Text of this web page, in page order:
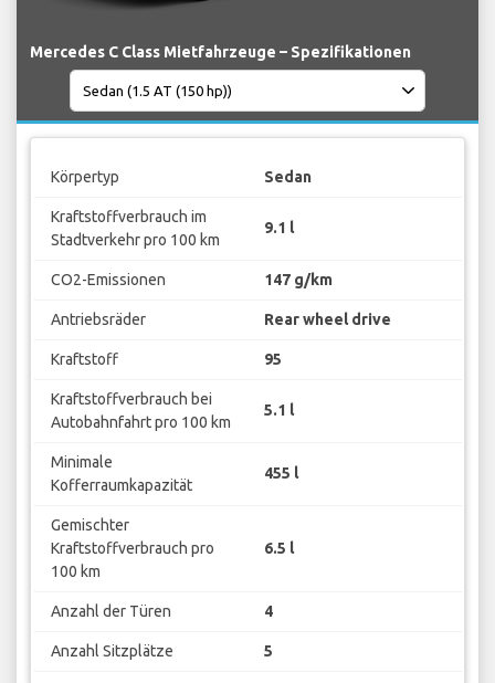
Mercedes C Class Mietfahrzeuge – Spezifikationen
Körpertyp Sedan
Kraftstoffverbrauch im
Stadtverkehr pro 100 km
9.1 l
CO2-Emissionen 147 g/km
Antriebsräder Rear wheel drive
Kraftstoff 95
Kraftstoffverbrauch bei
Autobahnfahrt pro 100 km
5.1 l
Minimale
Kofferraumkapazität
455 l
Gemischter
Kraftstoffverbrauch pro
100 km
6.5 l
Anzahl der Türen 4
Anzahl Sitzplätze 5